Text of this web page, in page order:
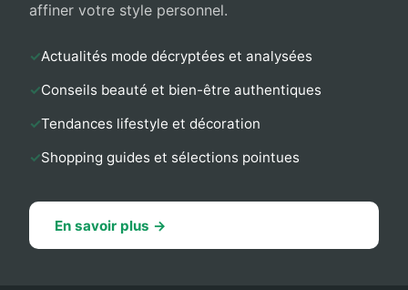
affiner votre style personnel.
Actualités mode décryptées et analysées
Conseils beauté et bien-être authentiques
Tendances lifestyle et décoration
Shopping guides et sélections pointues
En savoir plus →